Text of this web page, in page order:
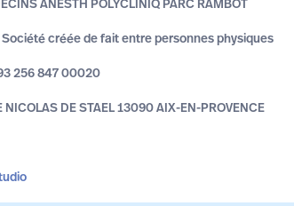
ANESTH POLYCLINIQ PARC RAMBOT
créée de fait entre personnes physiques
256 847 00020
DE STAEL 13090 AIX-EN-PROVENCE